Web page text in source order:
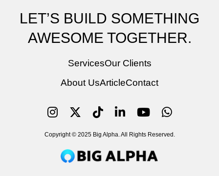
LET’S BUILD SOMETHING
AWESOME TOGETHER.
ServicesOur Clients
About UsArticleContact
Copyright © 2025 Big Alpha. All Rights Reserved.